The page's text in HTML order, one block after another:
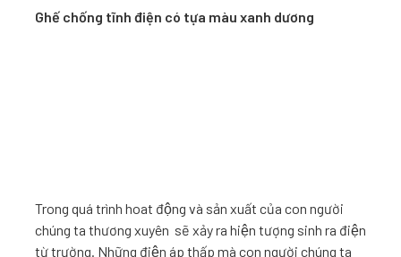
Ghế chống tĩnh điện có tựa màu xanh dương